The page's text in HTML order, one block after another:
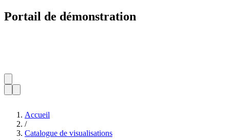
Portail de démonstration
Accueil
/
Catalogue de visualisations